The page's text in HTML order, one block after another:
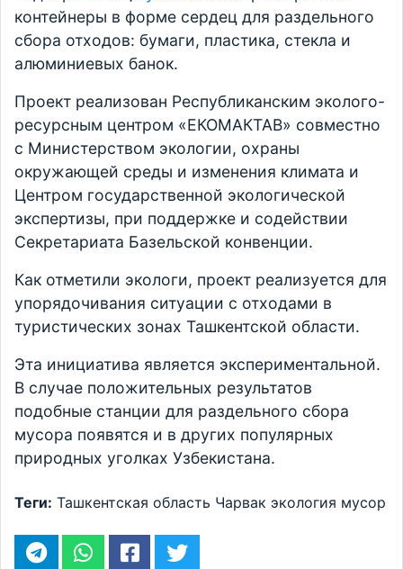
контейнеры в форме сердец для раздельного
сбора отходов: бумаги, пластика, стекла и
алюминиевых банок.
Проект реализован Республиканским эколого-
ресурсным центром «ЕКОМАКТАВ» совместно
с Министерством экологии, охраны
окружающей среды и изменения климата и
Центром государственной экологической
экспертизы, при поддержке и содействии
Секретариата Базельской конвенции.
Как отметили экологи, проект реализуется для
упорядочивания ситуации с отходами в
туристических зонах Ташкентской области.
Эта инициатива является экспериментальной.
В случае положительных результатов
подобные станции для раздельного сбора
мусора появятся и в других популярных
природных уголках Узбекистана.
Теги: Ташкентская область Чарвак экология мусор